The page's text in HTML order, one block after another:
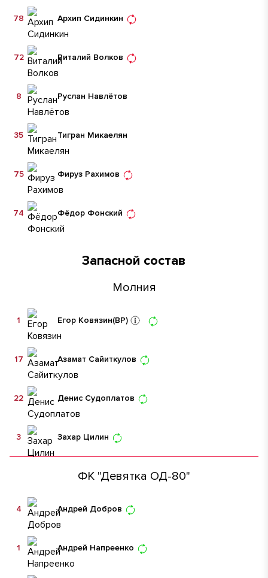
Архип Сидинкин
78
Виталий Волков
72
Руслан Навлётов
8
Тигран Микаелян
35
Фируз Рахимов
75
Фёдор Фонский
74
Запасной состав
Молния
Егор Ковязин(ВР)
1
Азамат Сайиткулов
17
Денис Судоплатов
22
Захар Цилин
3
ФК "Девятка ОД-80"
Андрей Добров
4
Андрей Напреенко
1